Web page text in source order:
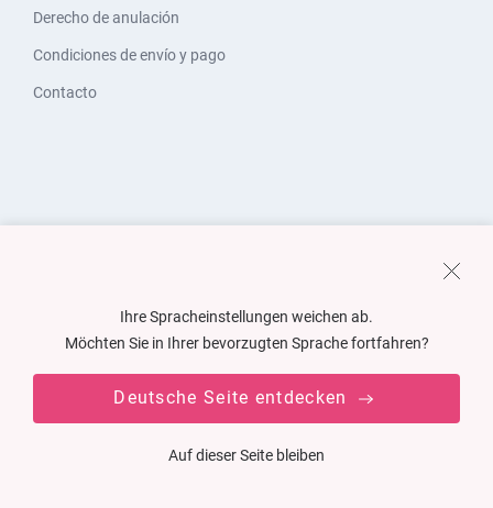
Derecho de anulación
Condiciones de envío y pago
Contacto
Ihre Spracheinstellungen weichen ab.
Möchten Sie in Ihrer bevorzugten Sprache fortfahren?
Deutsche Seite entdecken
Auf dieser Seite bleiben